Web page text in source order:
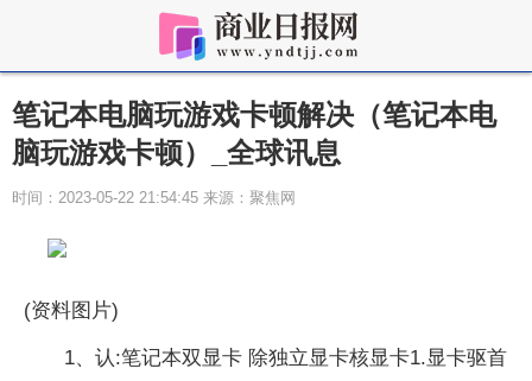
笔记本电脑玩游戏卡顿解决（笔记本电
脑玩游戏卡顿）_全球讯息
时间：2023-05-22 21:54:45 来源：聚焦网
(资料图片)
1、认:笔记本双显卡 除独立显卡核显卡1.显卡驱首